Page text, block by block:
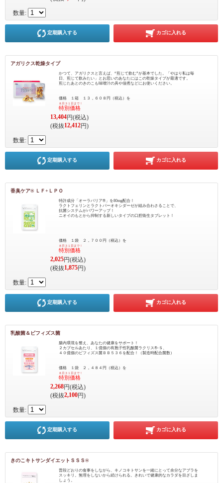
数量:
定期購入する カゴに入れる
アガリクス乾燥タイプ
かつて、アガリクスと言えば、“煎じて飲む”が基本でした。「やはり私は毎
日、煎じて飲みたい」とお思いのあなたにはこの乾燥タイプが最適です。
煎じたあとのきのこも味噌汁の具や佃煮などにお使いください。
価格 １箱 １３，６０８円（税込）を
８月３１日まで！
特別価格
13,404円(税込)
(税抜12,412円)
数量:
定期購入する カゴに入れる
香臭ケア® ＬＦ+ＬＰＯ
特許成分「オーラバリア®」を80mg配合！
ラクトフェリンとラクトパーオキシダーゼが組み合わさることで、
抗菌システムがパワーアップ！
ニオイのもとから抑制する新しいタイプの口腔衛生タブレット！
価格 １袋 ２，７００円（税込）を
８月３１日まで！
特別価格
2,025円(税込)
(税抜1,875円)
数量:
定期購入する カゴに入れる
乳酸菌＆ビフィズス菌
腸内環境を整え、あなたの健康をサポート！
２カプセルあたり、１億個の有胞子性乳酸菌ラクリス®-Ｓ、
４０億個のビフィズス菌ＢＢ５３６を配合！（製造時配合菌数）
価格 １袋 ２，４８４円（税込）を
８月３１日まで！
特別価格
2,268円(税込)
(税抜2,100円)
数量:
定期購入する カゴに入れる
きのこキトサンダイエットＳＳＳ®
普段どおりの食事をしながら、キノコキトサンを一緒にとって余分なアブラを
スッキリ。無理をしないから続けられる。きれいで健康的なカラダを目ざしま
しょう。